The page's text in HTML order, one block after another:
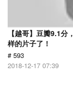
【越哥】豆瓣9.1
样的片子了！
# 593
2018-12-17 07:39